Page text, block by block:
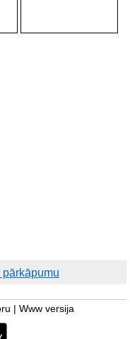
pārkāpumu
Www versija